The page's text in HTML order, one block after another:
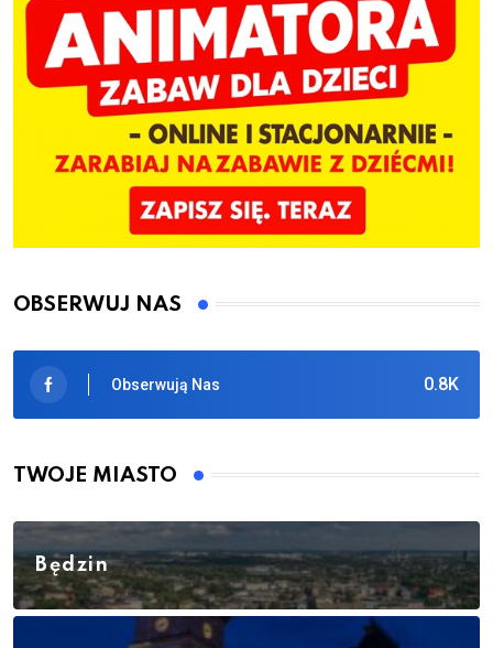
OBSERWUJ NAS
0.8K
Obserwują Nas
TWOJE MIASTO
Będzin